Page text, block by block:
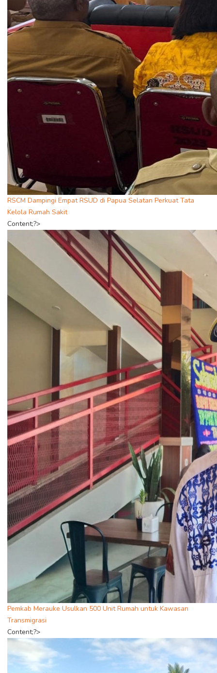
RSCM Dampingi Empat RSUD di Papua Selatan Perkuat Tata
Kelola Rumah Sakit
Content;?>
Pemkab Merauke Usulkan 500 Unit Rumah untuk Kawasan
Transmigrasi
Content;?>